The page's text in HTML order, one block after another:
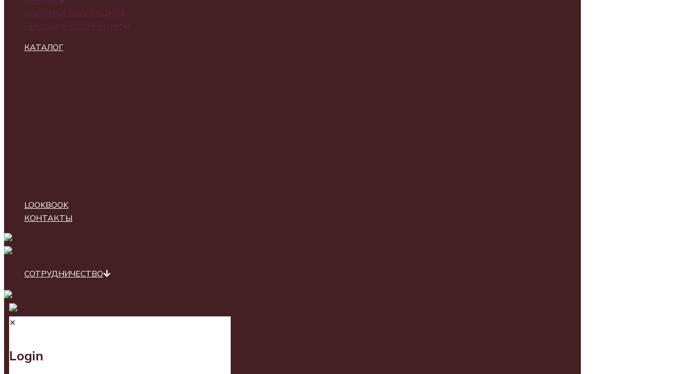
ПЛЯЖНАЯ КОЛЛЕКЦИЯ
ПРОШЛЫЕ КОЛЛЕКЦИИ
КАТАЛОГ
LOOKBOOK
КОНТАКТЫ
СОТРУДНИЧЕСТВО
✕
Login